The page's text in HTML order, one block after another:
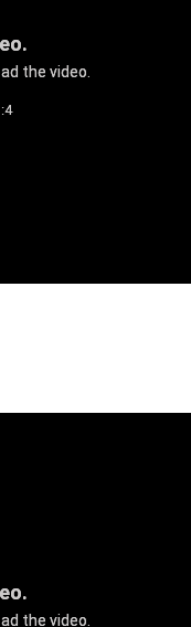
the video.
the video.